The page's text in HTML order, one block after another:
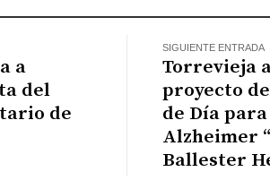
a
del
de
SIGUIENTE ENTRADA
Torrevieja
proyecto
de Día
Alzheimer
Ballester